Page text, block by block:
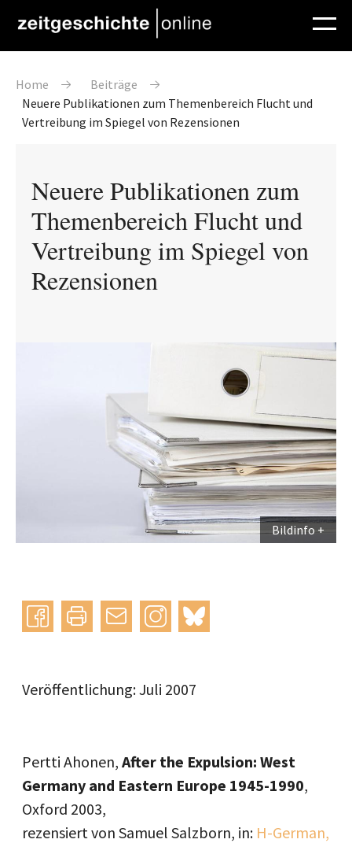
Pfadnavigation
Home
Beiträge
Neuere Publikationen zum Themenbereich Flucht und
Vertreibung im Spiegel von Rezensionen
Neuere Publikationen zum
Themenbereich Flucht und
Vertreibung im Spiegel von
Rezensionen
Bildinfo
Instagram
bluesky
Veröffentlichung: Juli 2007
Pertti Ahonen, After the Expulsion: West
Germany and Eastern Europe 1945-1990,
Oxford 2003,
rezensiert von Samuel Salzborn, in: H-German,